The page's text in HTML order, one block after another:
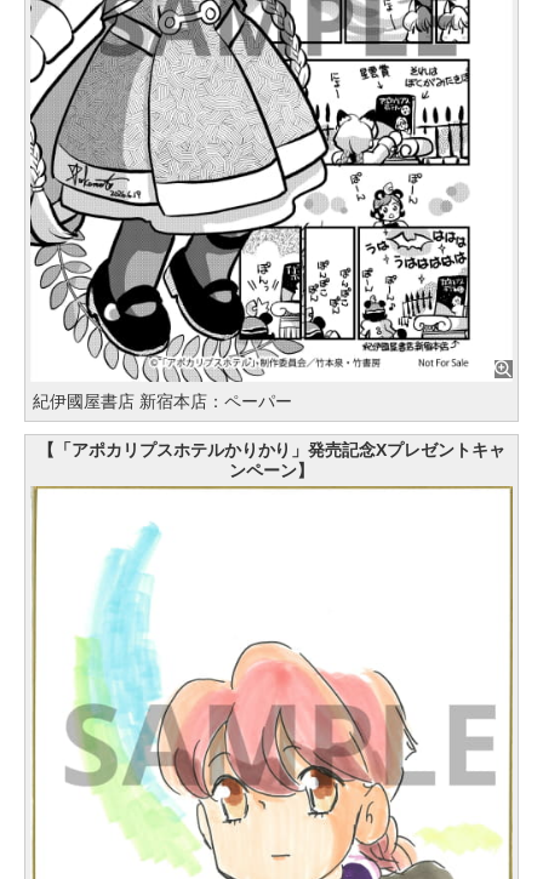
紀伊國屋書店 新宿本店：ペーパー
【「アポカリプスホテルかりかり」発売記念Xプレゼントキャ
ンペーン】